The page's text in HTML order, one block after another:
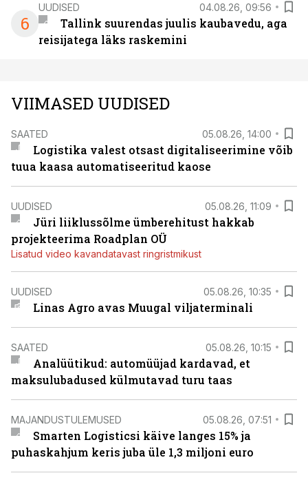
6
UUDISED 04.08.26, 09:56
Tallink suurendas juulis kaubavedu, aga
reisijatega läks raskemini
VIIMASED UUDISED
SAATED 05.08.26, 14:00
Logistika valest otsast digitaliseerimine võib
tuua kaasa automatiseeritud kaose
UUDISED 05.08.26, 11:09
Jüri liiklussõlme ümberehitust hakkab
projekteerima Roadplan OÜ
Lisatud video kavandatavast ringristmikust
UUDISED 05.08.26, 10:35
Linas Agro avas Muugal viljaterminali
SAATED 05.08.26, 10:15
Analüütikud: automüüjad kardavad, et
maksulubadused külmutavad turu taas
MAJANDUSTULEMUSED 05.08.26, 07:51
Smarten Logisticsi käive langes 15% ja
puhaskahjum keris juba üle 1,3 miljoni euro